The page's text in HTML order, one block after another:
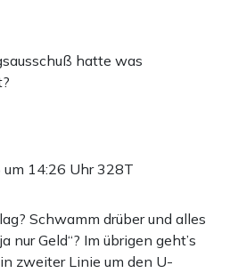
hatte was
14:26 Uhr328T
Schwamm drüber und alles
nur Geld“? Im übrigen geht’s
zweiter Linie um den U-